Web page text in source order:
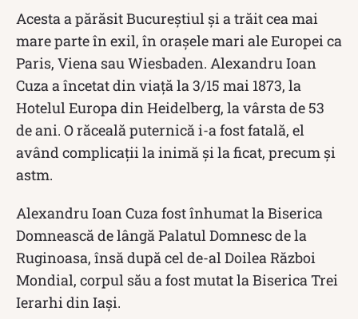
Acesta a părăsit Bucureștiul și a trăit cea mai
mare parte în exil, în orașele mari ale Europei ca
Paris, Viena sau Wiesbaden. Alexandru Ioan
Cuza a încetat din viață la 3/15 mai 1873, la
Hotelul Europa din Heidelberg, la vârsta de 53
de ani. O răceală puternică i-a fost fatală, el
având complicații la inimă și la ficat, precum și
astm.
Alexandru Ioan Cuza fost înhumat la Biserica
Domnească de lângă Palatul Domnesc de la
Ruginoasa, însă după cel de-al Doilea Război
Mondial, corpul său a fost mutat la Biserica Trei
Ierarhi din Iași.